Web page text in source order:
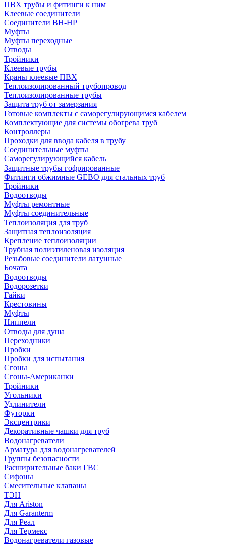
ПВХ трубы и фитинги к ним
Клеевые соединители
Соединители ВН-НР
Муфты
Муфты переходные
Отводы
Тройники
Клеевые трубы
Краны клеевые ПВХ
Теплоизолированный трубопровод
Теплоизолированные трубы
Защита труб от замерзания
Готовые комплекты с саморегулирующимся кабелем
Комплектующие для системы обогрева труб
Контроллеры
Проходки для ввода кабеля в трубу
Соединительные муфты
Саморегулирующийся кабель
Защитные трубы гофрированные
Фитинги обжимные GEBO для стальных труб
Тройники
Водоотводы
Муфты ремонтные
Муфты соединительные
Теплоизоляция для труб
Защитная теплоизоляция
Крепление теплоизоляции
Трубная полиэтиленовая изоляция
Резьбовые соединители латунные
Бочата
Водоотводы
Водорозетки
Гайки
Крестовины
Муфты
Ниппели
Отводы для душа
Переходники
Пробки
Пробки для испытания
Сгоны
Сгоны-Американки
Тройники
Угольники
Удлинители
Футорки
Эксцентрики
Декоративные чашки для труб
Водонагреватели
Арматура для водонагревателей
Группы безопасности
Расширительные баки ГВС
Сифоны
Смесительные клапаны
ТЭН
Для Ariston
Для Garanterm
Для Реал
Для Термекс
Водонагреватели газовые